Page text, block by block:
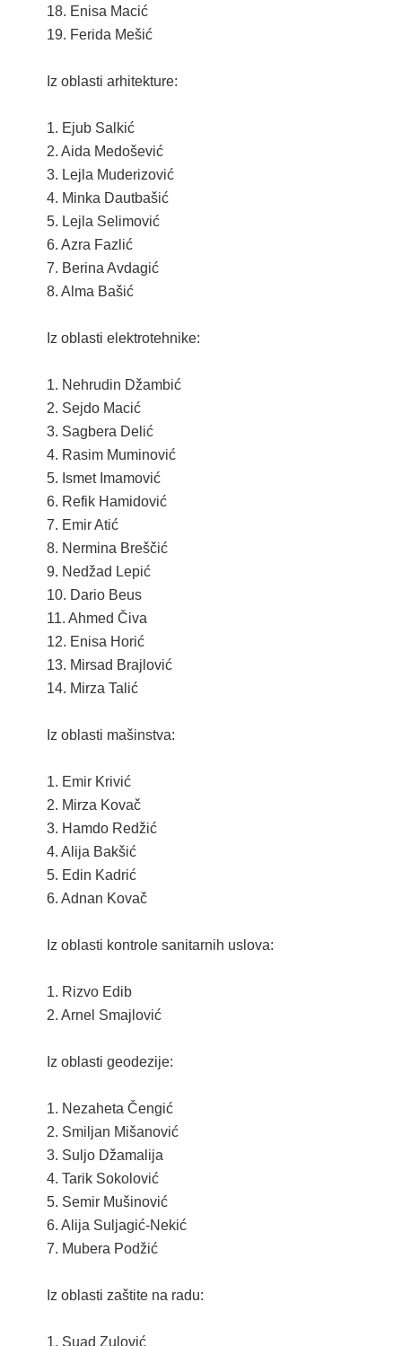
18. Enisa Macić
19. Ferida Mešić
Iz oblasti arhitekture:
1. Ejub Salkić
2. Aida Medošević
3. Lejla Muderizović
4. Minka Dautbašić
5. Lejla Selimović
6. Azra Fazlić
7. Berina Avdagić
8. Alma Bašić
Iz oblasti elektrotehnike:
1. Nehrudin Džambić
2. Sejdo Macić
3. Sagbera Delić
4. Rasim Muminović
5. Ismet Imamović
6. Refik Hamidović
7. Emir Atić
8. Nermina Breščić
9. Nedžad Lepić
10. Dario Beus
11. Ahmed Čiva
12. Enisa Horić
13. Mirsad Brajlović
14. Mirza Talić
Iz oblasti mašinstva:
1. Emir Krivić
2. Mirza Kovač
3. Hamdo Redžić
4. Alija Bakšić
5. Edin Kadrić
6. Adnan Kovač
Iz oblasti kontrole sanitarnih uslova:
1. Rizvo Edib
2. Arnel Smajlović
Iz oblasti geodezije:
1. Nezaheta Čengić
2. Smiljan Mišanović
3. Suljo Džamalija
4. Tarik Sokolović
5. Semir Mušinović
6. Alija Suljagić-Nekić
7. Mubera Podžić
Iz oblasti zaštite na radu:
1. Suad Zulović
OPĆINSKO VIJEĆE
SLUŽBA ZA PRIVREDU
OGLASNA PLOČA
KONKURSI
OBAVJEŠTENJA
OGLASI
JAVNI POZIVI
JAVNE NABAVKE
ODLUKE O IZBORU
ODLUKE O PONIŠTENJU
REALIZACIJA UGOVORA
USLUGE IZ ANEKSA II DIO B ZJN BIH
KONKURSI ZA IZRADU IDEJNOG RJEŠENJA
IZBORI 2020
IZBORI 2022
IZBORI 2024
VIZIJA 2050